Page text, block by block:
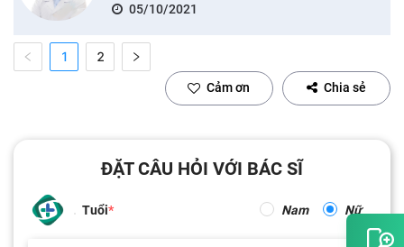
05/10/2021
1 2
Cảm ơn Chia sẻ
ĐẶT CÂU HỎI VỚI BÁC SĨ
Tuổi Nam Nữ